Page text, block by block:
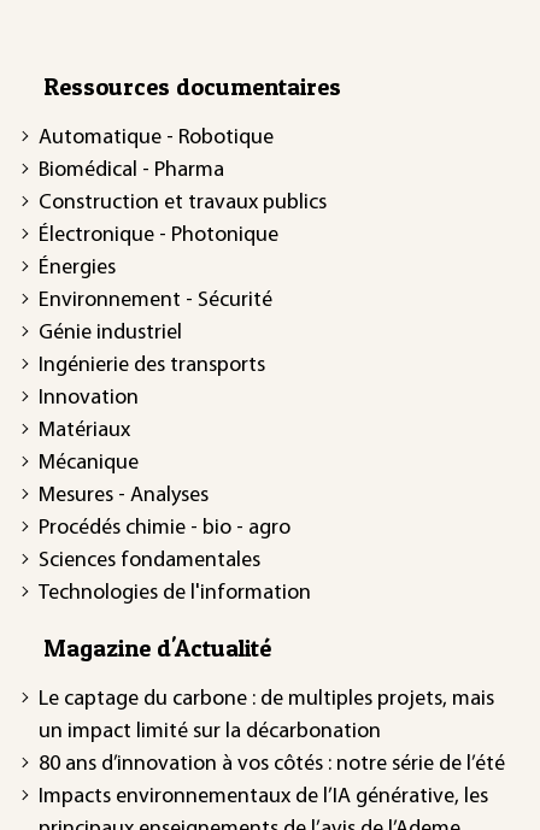
Ressources documentaires
Automatique - Robotique
Biomédical - Pharma
Construction et travaux publics
Électronique - Photonique
Énergies
Environnement - Sécurité
Génie industriel
Ingénierie des transports
Innovation
Matériaux
Mécanique
Mesures - Analyses
Procédés chimie - bio - agro
Sciences fondamentales
Technologies de l'information
Magazine d'Actualité
Le captage du carbone : de multiples projets, mais
un impact limité sur la décarbonation
80 ans d’innovation à vos côtés : notre série de l’été
Impacts environnementaux de l’IA générative, les